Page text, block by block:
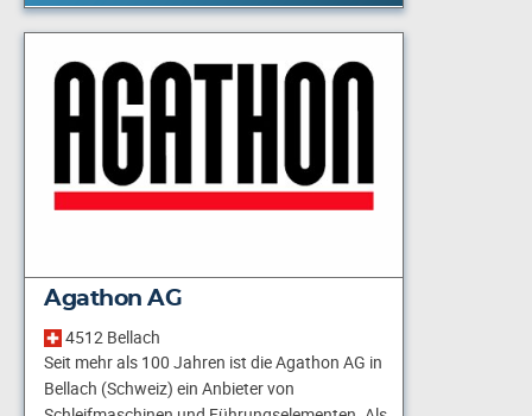
Agathon AG
4512 Bellach
Seit mehr als 100 Jahren ist die Agathon AG in
Bellach (Schweiz) ein Anbieter von